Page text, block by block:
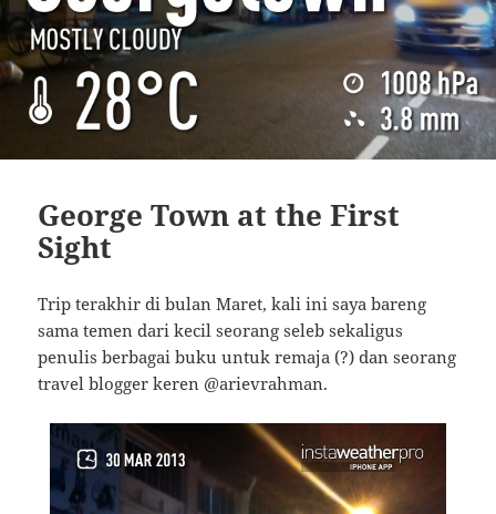
George Town at the First
Sight
Trip terakhir di bulan Maret, kali ini saya bareng
sama temen dari kecil seorang seleb sekaligus
penulis berbagai buku untuk remaja (?) dan seorang
travel blogger keren @arievrahman.